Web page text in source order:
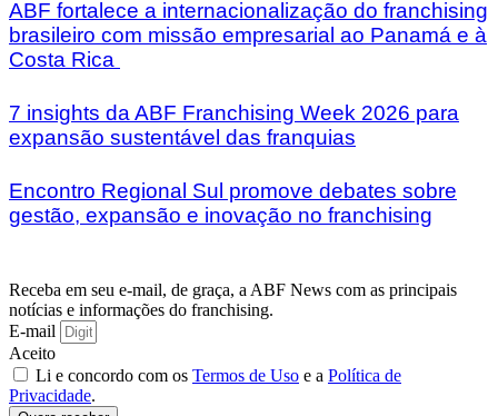
ABF fortalece a internacionalização do franchising
brasileiro com missão empresarial ao Panamá e à
Costa Rica
7 insights da ABF Franchising Week 2026 para
expansão sustentável das franquias
Encontro Regional Sul promove debates sobre
gestão, expansão e inovação no franchising
Receba em seu e-mail, de graça, a ABF News com as principais
notícias e informações do franchising.
E-mail
Aceito
Li e concordo com os Termos de Uso e a Política de
Privacidade.